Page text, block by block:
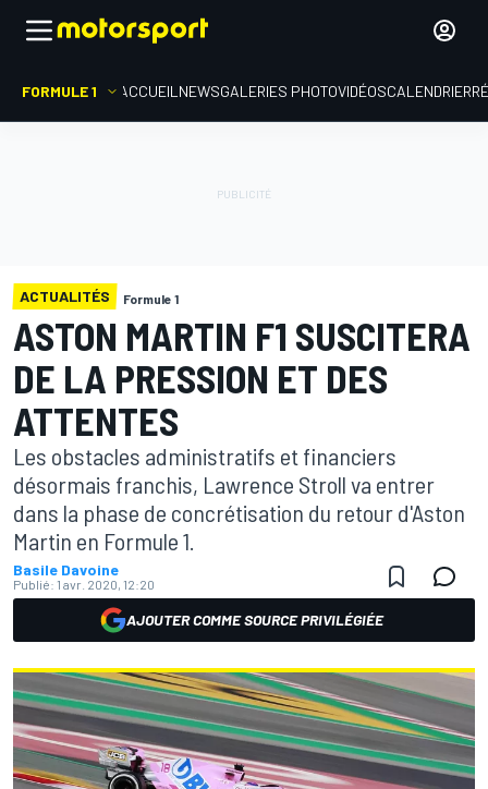
FORMULE 1 ACCUEIL NEWSGALERIES PHOTOVIDÉOSCALENDRIER
ACTUALITÉS Formule 1
ASTON MARTIN F1 SUSCITERA
DE LA PRESSION ET DES
ATTENTES
Les obstacles administratifs et financiers
désormais franchis, Lawrence Stroll va entrer
dans la phase de concrétisation du retour d'Aston
Martin en Formule 1.
Basile Davoine
Publié: 1 avr. 2020, 12:20
AJOUTER COMME SOURCE PRIVILÉGIÉE